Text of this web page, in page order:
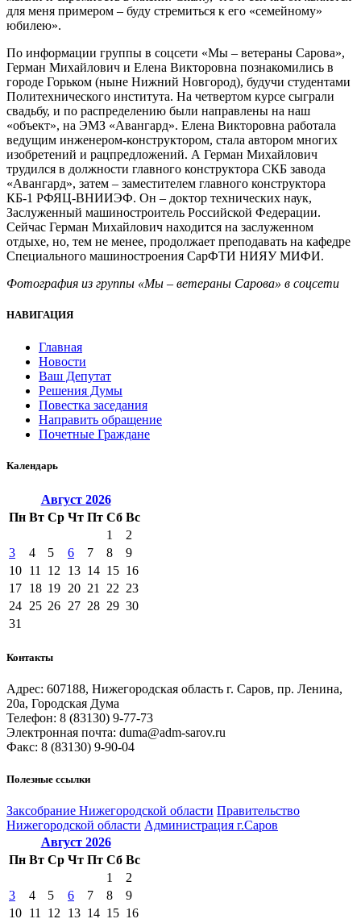
для меня примером – буду стремиться к его «семейному»
юбилею».
По информации группы в соцсети «Мы – ветераны Сарова»,
Герман Михайлович и Елена Викторовна познакомились в
городе Горьком (ныне Нижний Новгород), будучи студентами
Политехнического института. На четвертом курсе сыграли
свадьбу, и по распределению были направлены на наш
«объект», на ЭМЗ «Авангард». Елена Викторовна работала
ведущим инженером-конструктором, стала автором многих
изобретений и рацпредложений. А Герман Михайлович
трудился в должности главного конструктора СКБ завода
«Авангард», затем – заместителем главного конструктора
КБ-1 РФЯЦ-ВНИИЭФ. Он – доктор технических наук,
Заслуженный машиностроитель Российской Федерации.
Сейчас Герман Михайлович находится на заслуженном
отдыхе, но, тем не менее, продолжает преподавать на кафедре
Специального машиностроения СарФТИ НИЯУ МИФИ.
Фотография из группы «Мы – ветераны Сарова» в соцсети
НАВИГАЦИЯ
Главная
Новости
Ваш Депутат
Решения Думы
Повестка заседания
Направить обращение
Почетные Граждане
Календарь
Август 2026
Пн Вт Ср Чт Пт Сб Вс
1
2
3
4 5 6 7 8
9
10 11 12 13 14 15 16
17 18 19 20 21 22 23
24 25 26 27 28 29 30
31
Контакты
Адрес: 607188, Нижегородская область г. Саров, пр. Ленина,
20а, Городская Дума
Телефон: 8 (83130) 9-77-73
Электронная почта: duma@adm-sarov.ru
Факс: 8 (83130) 9-90-04
Полезные ссылки
Закcобрание Нижегородской области Правительство
Нижегородской области Администрация г.Саров
Август 2026
Пн Вт Ср Чт Пт Сб Вс
1
2
3
4 5 6 7 8
9
10 11 12 13 14 15 16